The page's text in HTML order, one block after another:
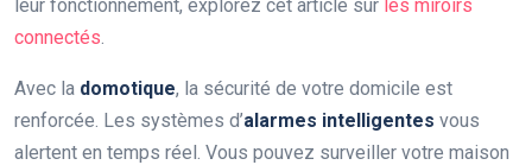
leur fonctionnement, explorez cet article sur les miroirs
connectés.
Avec la domotique, la sécurité de votre domicile est
renforcée. Les systèmes d’alarmes intelligentes vous
alertent en temps réel. Vous pouvez surveiller votre maison